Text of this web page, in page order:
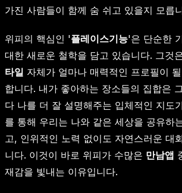
가진 사람들이 함께 숨 쉬고 있을지 모릅
위피의 핵심인 '플레이스기능'은 단순한
대한 새로운 철학을 담고 있습니다. 그것
타일 자체가 얼마나 매력적인 프로필이
합니다. 내가 좋아하는 장소들의 집합은
다 나를 더 잘 설명해주는 입체적인 지도
를 통해 우리는 나와 같은 세상을 공유하
고, 인위적인 노력 없이도 자연스러운 대
니다. 이것이 바로 위피가 수많은 만남앱
재감을 빛내는 이유입니다.